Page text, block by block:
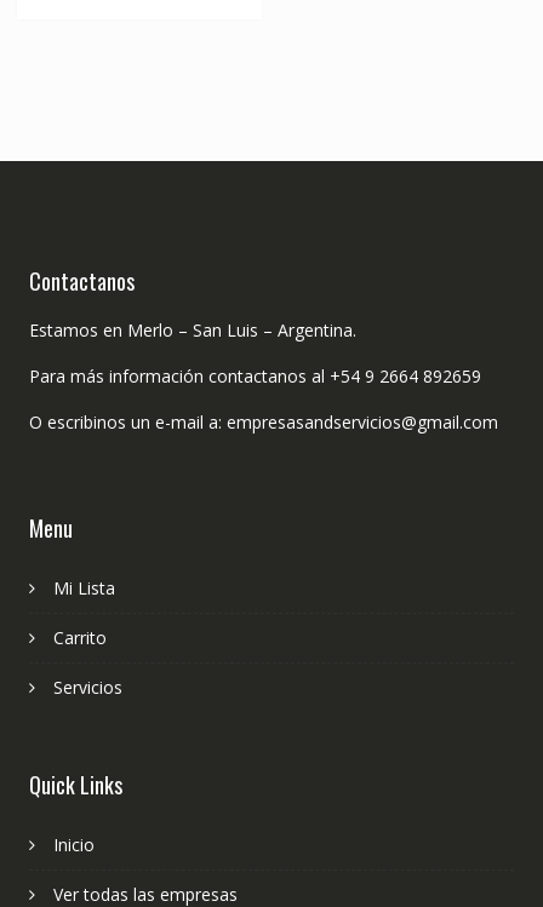
Contactanos
Estamos en Merlo – San Luis – Argentina.
Para más información contactanos al +54 9 2664 892659
O escribinos un e-mail a: empresasandservicios@gmail.com
Menu
Mi Lista
Carrito
Servicios
Quick Links
Inicio
Ver todas las empresas